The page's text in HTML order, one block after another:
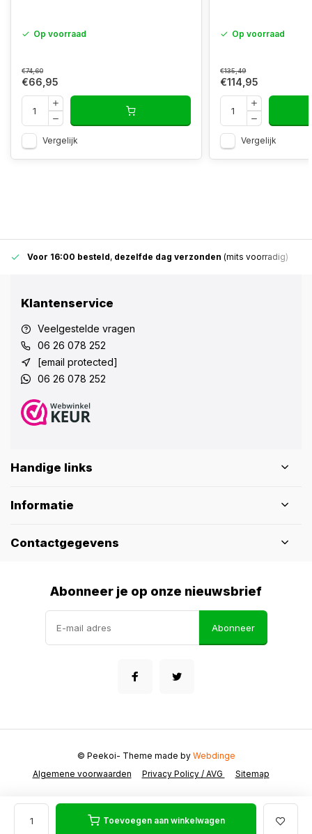
Toevoegen aan winkelwagen
Op voorraad
€74,60
€66,95
Vergelijk
Op voorraad
€135,49
€114,95
Vergelijk
Voor 16:00 besteld, dezelfde dag verzonden (mits voorradig)
Klantenservice
Veelgestelde vragen
06 26 078 252
[email protected]
06 26 078 252
Handige links
Informatie
Contactgegevens
Abonneer je op onze nieuwsbrief
Abonneer
Algemene voorwaarden Privacy Policy / AVG Sitemap
© Peekoi- Theme made by Webdinge